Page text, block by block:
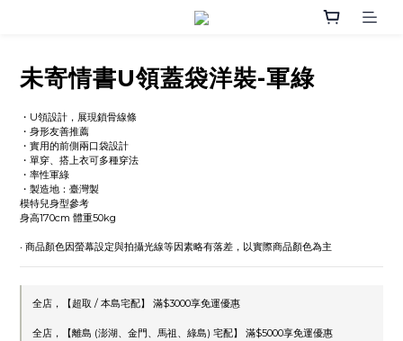
未寄情書U領蓋袋洋裝-軍綠
・U領設計，展現鎖骨線條
・身形友善推薦
・實用的前側兩口袋設計
・單穿、搭上衣可多種穿法
・率性軍綠
・製造地：臺灣製
模特兒身型參考
身高170cm 體重50kg
‧ 商品顏色因螢幕設定與拍攝光線等因素略有落差，以實際商品顏色為主
全店，【超取 / 本島宅配】 滿$3000享免運優惠
全店，【離島 (澎湖、金門、馬祖、綠島) 宅配】 滿$5000享免運優惠